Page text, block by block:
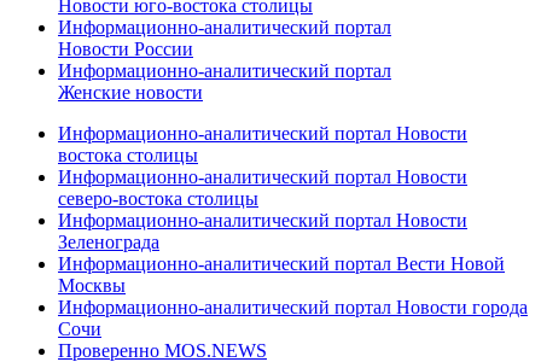
Новости юго-востока столицы
Информационно-аналитический портал
Новости России
Информационно-аналитический портал
Женские новости
Информационно-аналитический портал Новости
востока столицы
Информационно-аналитический портал Новости
северо-востока столицы
Информационно-аналитический портал Новости
Зеленограда
Информационно-аналитический портал Вести Новой
Москвы
Информационно-аналитический портал Новости города
Сочи
Проверенно MOS.NEWS